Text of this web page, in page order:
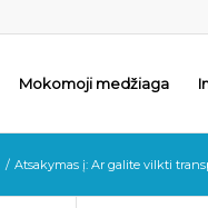
Mokomoji medžiaga
/ Atsakymas į: Ar galite vilkti